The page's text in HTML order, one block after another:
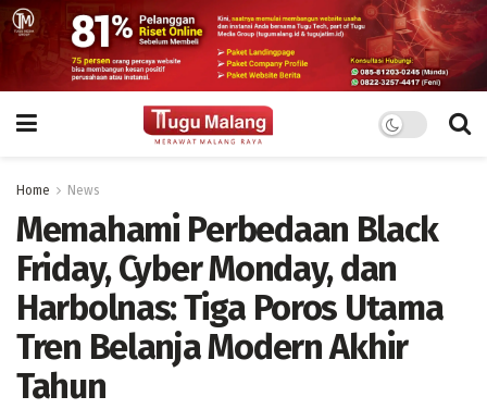
Home News
Memahami Perbedaan Black
Friday, Cyber Monday, dan
Harbolnas: Tiga Poros Utama
Tren Belanja Modern Akhir
Tahun